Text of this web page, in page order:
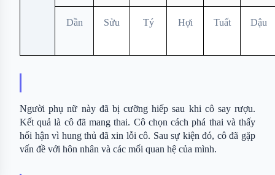
Dần Sửu Tý Hợi Tuất Dậu
Người phụ nữ này đã bị cưỡng hiếp sau khi cô say rượu.
Kết quả là cô đã mang thai. Cô chọn cách phá thai và thấy
hối hận vì hung thủ đã xin lỗi cô. Sau sự kiện đó, cô đã gặp
vấn đề với hôn nhân và các mối quan hệ của mình.